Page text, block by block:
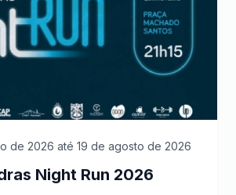
de 2026 até 19 de agosto de 2026
Night Run 2026